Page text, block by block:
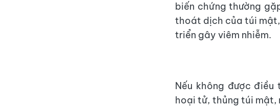
biến chứng thường
thoát dịch của túi
triển gây viêm nhiễm.
Nếu không được
hoại tử, thủng túi mật,